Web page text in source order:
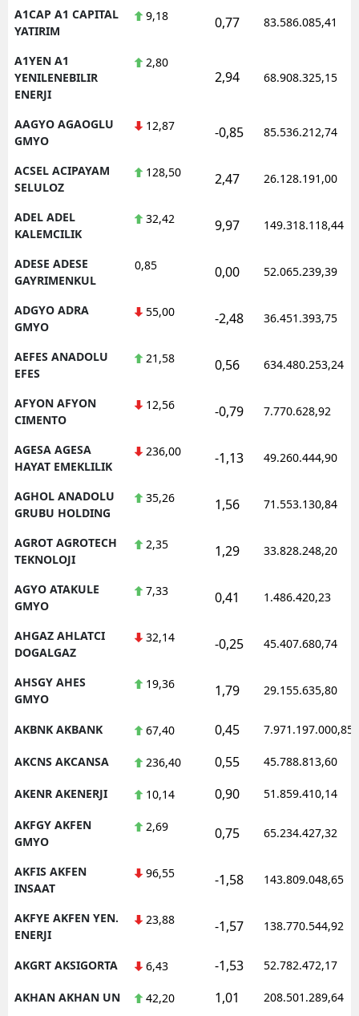
Edirne
Erzincan
Gaziantep
Hatay
İstanbul
Kastamonu
Kayseri
Kocaeli
Mardin
Muğla
Niğde
Ordu
A1CAP A1 CAPITAL
YATIRIM
9,18 0,77 83.586.085,41
A1YEN A1
YENILENEBILIR
ENERJI
2,80
2,94 68.908.325,15
AAGYO AGAOGLU
GMYO
12,87 -0,85 85.536.212,74
ACSEL ACIPAYAM
SELULOZ
128,50 2,47 26.128.191,00
ADEL ADEL
KALEMCILIK
32,42 9,97 149.318.118,44
ADESE ADESE
GAYRIMENKUL
0,85 0,00 52.065.239,39
ADGYO ADRA
GMYO
55,00 -2,48 36.451.393,75
AEFES ANADOLU
EFES
21,58 0,56 634.480.253,24
AFYON AFYON
CIMENTO
12,56 -0,79 7.770.628,92
AGESA AGESA
HAYAT EMEKLILIK
236,00 -1,13 49.260.444,90
AGHOL ANADOLU
GRUBU HOLDING
35,26 1,56 71.553.130,84
AGROT AGROTECH
TEKNOLOJI
2,35 1,29 33.828.248,20
AGYO ATAKULE
GMYO
7,33 0,41 1.486.420,23
AHGAZ AHLATCI
DOGALGAZ
32,14 -0,25 45.407.680,74
AHSGY AHES
GMYO
19,36 1,79 29.155.635,80
AKBNK AKBANK 67,40 0,45 7.971.197.000,85
AKCNS AKCANSA 236,40 0,55 45.788.813,60
AKENR AKENERJI 10,14 0,90 51.859.410,14
AKFGY AKFEN
GMYO
2,69 0,75 65.234.427,32
AKFIS AKFEN
INSAAT
96,55 -1,58 143.809.048,65
AKFYE AKFEN YEN.
ENERJI
23,88 -1,57 138.770.544,92
AKGRT AKSIGORTA 6,43 -1,53 52.782.472,17
AKHAN AKHAN UN 42,20 1,01 208.501.289,64